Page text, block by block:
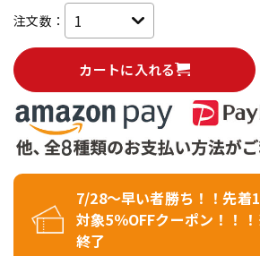
注文数：
カートに入れる
7/28～早い者勝ち！！先着
対象5％OFFクーポン！！
終了